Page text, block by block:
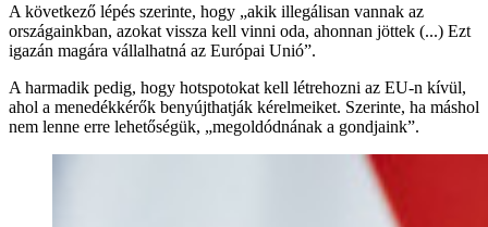
A következő lépés szerinte, hogy „akik illegálisan vannak az
országainkban, azokat vissza kell vinni oda, ahonnan jöttek (...) Ezt
igazán magára vállalhatná az Európai Unió”.
A harmadik pedig, hogy hotspotokat kell létrehozni az EU-n kívül,
ahol a menedékkérők benyújthatják kérelmeiket. Szerinte, ha máshol
nem lenne erre lehetőségük, „megoldódnának a gondjaink”.